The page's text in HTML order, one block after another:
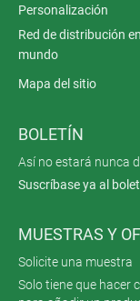
Personalización
Red de distribución
mundo
Mapa del sitio
BOLETÍN
Así no estará nunca
Suscríbase ya al
MUESTRAS Y
Solicite una muestra
Solo tiene que hacer